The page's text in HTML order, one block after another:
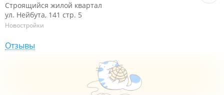
Строящийся жилой квартал
ул. Нейбута, 141 стр. 5
Новостройки
Отзывы